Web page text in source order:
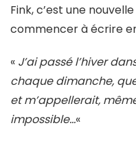
Fink, c’est une
commencer à écrire
« J’ai passé l’hiver
chaque dimanche,
et m’appellerait,
impossible…«